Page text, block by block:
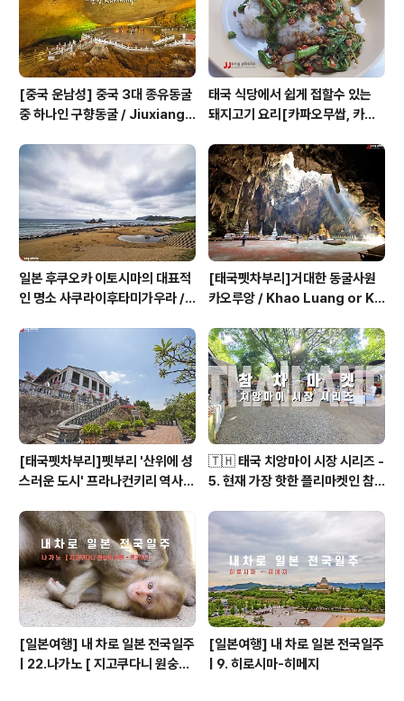
과 바람의 길이란곳에서 담은 사진입니다이때가 1월이..
[중국 운남성] 중국 3대 종유동굴
중 하나인 구향동굴 / Jiuxiang
태국 식당에서 쉽게 접할수 있는
돼지고기 요리[카파오무쌉, 카파
일본 후쿠오카 이토시마의 대표적
인 명소 사쿠라이후타미가우라 /
hima, fukuoka, Japan
[태국펫차부리]거대한 동굴사원
카오루앙 / Khao Luang or Kh
[태국펫차부리]펫부리 '산위에 성
스러운 도시' 프라나컨키리 역사공
orical Park
🇹🇭 태국 치앙마이 시장 시리즈 -
5. 현재 가장 핫한 플리마켓인 참
[일본여행] 내 차로 일본 전국일주
| 22.나가노 [ 지고쿠다니 원숭이
[일본여행] 내 차로 일본 전국일주
| 9. 히로시마-히메지